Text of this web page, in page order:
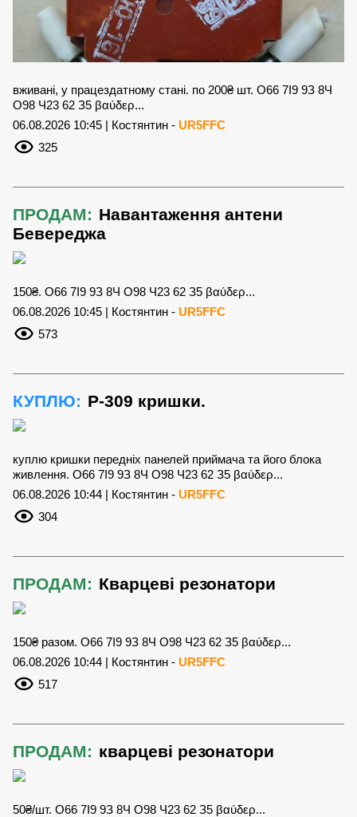
вживані, у працездатному стані. по 200₴ шт. О66 7І9 9З 8Ч
О98 Ч23 62 З5 βαύδερ...
06.08.2026 10:45 | Костянтин - UR5FFC
325
ПРОДАМ: Навантаження антени
Бевереджа
150₴. О66 7І9 9З 8Ч О98 Ч23 62 З5 βαύδερ...
06.08.2026 10:45 | Костянтин - UR5FFC
573
КУПЛЮ: Р-309 кришки.
куплю кришки передніх панелей приймача та його блока
живлення. О66 7І9 9З 8Ч О98 Ч23 62 З5 βαύδερ...
06.08.2026 10:44 | Костянтин - UR5FFC
304
ПРОДАМ: Кварцеві резонатори
150₴ разом. О66 7І9 9З 8Ч О98 Ч23 62 З5 βαύδερ...
06.08.2026 10:44 | Костянтин - UR5FFC
517
ПРОДАМ: кварцеві резонатори
50₴/шт. О66 7І9 9З 8Ч О98 Ч23 62 З5 βαύδερ...